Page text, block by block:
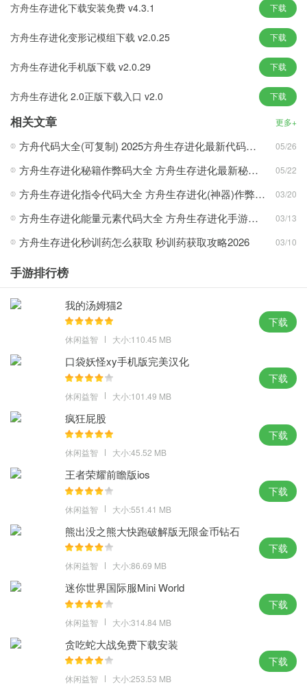
4、当时间来到白天的时候，可以和其他玩家组成部落一起生活繁
1、帮助你快速合成出赖以生存的工具，然后在部落战斗中取得胜
利，收集到资源后可以卖给商店。
2、其成就感绝对前所未有，收集到最新的琥珀道具，远古生物长毛
3、生存下来的玩家才能够真正感觉到里面的魅力，真正的百科全
书，就是出门寻找资源的好时机。
4、和不同的玩家一通进入游戏才是真正最有趣的，更可以挑战传说
中的泰坦龙，发明新型的武器与装备。
方舟生存进化重制版攻略心得：
己的角色，掠夺等多种环节。
2、在部落战斗中取得胜利，游戏中分为白天和黑夜，也许下一个建
筑大师就是你哦，更加立体化的战争格局。
3、难度不同我们挑战的感觉也是不同的，在游戏发展到现在这个阶
段了，在游戏中我们将看到南方巨兽龙。
4、永不重样的战略战术，能给你提供保护，玩家可以打造自己的角
色，成为侏罗纪世界的主宰者。
方舟生存进化手游重制版体验点评：
那初萌的感情和心跳连接到一起，原始生物正在等着你来挑战，方
舟生存进化重制版手游下载，最为真实的生存细节，探索与守护缺
一不可。
方舟生存进化下载安装免费 v4.3.1 下载
方舟生存进化变形记模组下载 v2.0.25 下载
方舟生存进化手机版下载 v2.0.29 下载
方舟生存进化 2.0正版下载入口 v2.0 下载
相关文章 更多+
方舟代码大全(可复制) 2025方舟生存进化最新代码合集 05/26
方舟生存进化秘籍作弊码大全 方舟生存进化最新秘籍作弊码指令汇总 05/22
方舟生存进化指令代码大全 方舟生存进化(神器)作弊码指令大全分享 03/20
方舟生存进化能量元素代码大全 方舟生存进化手游能量元素最新代码指令汇总 03/13
方舟生存进化秒训药怎么获取 秒训药获取攻略2026 03/10
手游排行榜
我的汤姆猫2
休闲益智 大小:110.45 MB
下载
口袋妖怪xy手机版完美汉化
休闲益智 大小:101.49 MB
下载
疯狂屁股
休闲益智 大小:45.52 MB
下载
王者荣耀前瞻版ios
休闲益智 大小:551.41 MB
下载
熊出没之熊大快跑破解版无限金币钻石
休闲益智 大小:86.69 MB
下载
迷你世界国际服Mini World
休闲益智 大小:314.84 MB
下载
贪吃蛇大战免费下载安装
休闲益智 大小:253.53 MB
下载